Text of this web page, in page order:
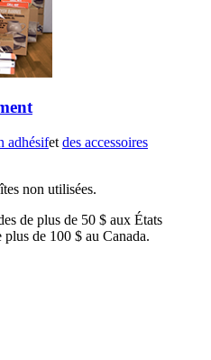
adhésifet des accessoires
non utilisées.
de plus de 50 $ aux États
de 100 $ au Canada.